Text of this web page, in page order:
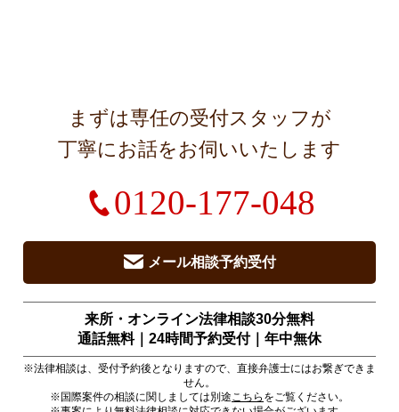
まずは専任の受付スタッフが
丁寧にお話をお伺いいたします
0120-177-048
メール相談予約受付
来所・オンライン法律相談30分無料
通話無料｜24時間予約受付｜ 年中無休
※法律相談は、受付予約後となりますので、直接弁護士にはお繋ぎできま
せん。
※国際案件の相談に関しましては別途こちら をご覧ください。